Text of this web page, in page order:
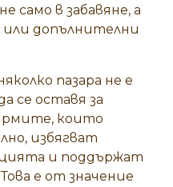
само в забавяне, а
допълнителни
пазара не е
се оставя за
които
избягват
и поддържат
е от значение